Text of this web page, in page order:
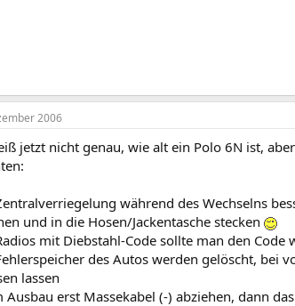
2006
jetzt nicht genau, wie alt ein Polo 6N ist,
während des Wechselns
und in die Hosen/Jackentasche stecken
mit Diebstahl-Code sollte man den Code
des Autos werden gelöscht, bei
lassen
Ausbau erst Massekabel (-) abziehen, dann